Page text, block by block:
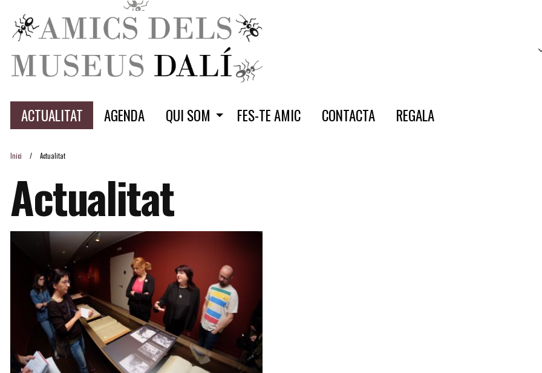
ACTUALITAT AGENDA QUI SOM FES-TE AMIC CONTACTA REGALA
Inici Actualitat
Actualitat